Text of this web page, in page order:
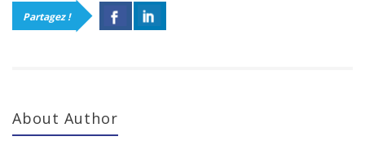
Partagez !
About Author